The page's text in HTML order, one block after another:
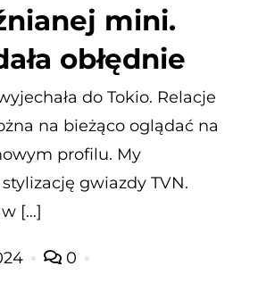
mini.
obłędnie
do Tokio. Relacje
na bieżąco oglądać na
profilu. My
gwiazdy TVN.
w […]
0